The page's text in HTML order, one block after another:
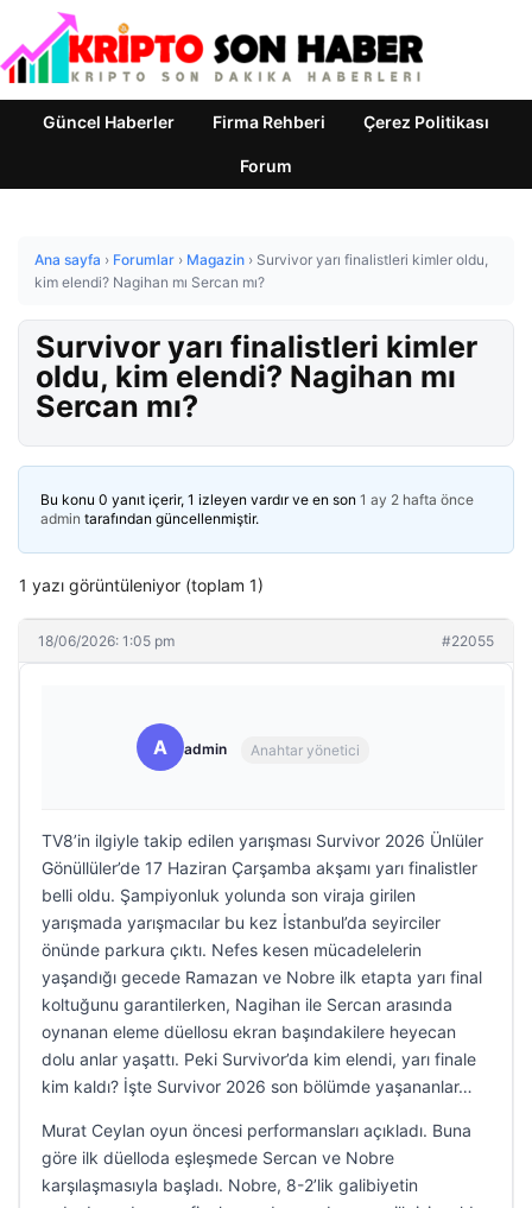
Güncel Haberler Firma Rehberi Çerez Politikası
Forum
Ana sayfa › Forumlar › Magazin › Survivor yarı finalistleri kimler oldu,
kim elendi? Nagihan mı Sercan mı?
Survivor yarı finalistleri kimler
oldu, kim elendi? Nagihan mı
Sercan mı?
Bu konu 0 yanıt içerir, 1 izleyen vardır ve en son 1 ay 2 hafta önce
admin tarafından güncellenmiştir.
1 yazı görüntüleniyor (toplam 1)
18/06/2026: 1:05 pm #22055
A admin Anahtar yönetici
TV8’in ilgiyle takip edilen yarışması Survivor 2026 Ünlüler
Gönüllüler’de 17 Haziran Çarşamba akşamı yarı finalistler
belli oldu. Şampiyonluk yolunda son viraja girilen
yarışmada yarışmacılar bu kez İstanbul’da seyirciler
önünde parkura çıktı. Nefes kesen mücadelelerin
yaşandığı gecede Ramazan ve Nobre ilk etapta yarı final
koltuğunu garantilerken, Nagihan ile Sercan arasında
oynanan eleme düellosu ekran başındakilere heyecan
dolu anlar yaşattı. Peki Survivor’da kim elendi, yarı finale
kim kaldı? İşte Survivor 2026 son bölümde yaşananlar…
Murat Ceylan oyun öncesi performansları açıkladı. Buna
göre ilk düelloda eşleşmede Sercan ve Nobre
karşılaşmasıyla başladı. Nobre, 8-2’lik galibiyetin